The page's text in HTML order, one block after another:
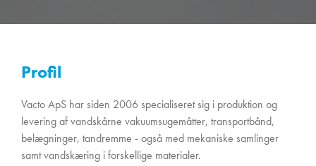
Profil
Vacto ApS har siden 2006 specialiseret sig i produktion og
levering af vandskårne vakuumsugemåtter, transportbånd,
belægninger, tandremme - også med mekaniske samlinger
samt vandskæring i forskellige materialer.